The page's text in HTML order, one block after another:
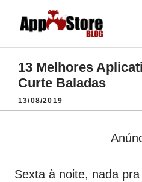
para
o
conteúdo
13 Melhores
Curte Baladas
13/08/2019
Sexta à noite, nada